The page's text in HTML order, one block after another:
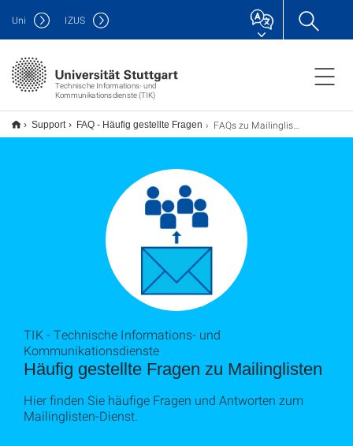
Technische Informations- und
Kommunikationsdienste (TIK)
Uni IZUS
Support FAQ - Häufig gestellte Fragen FAQs zu Mailinglisten
Häufig gestellte Fragen zu Mailinglisten
TIK - Technische Informations- und
Kommunikationsdienste
Hier finden Sie häufige Fragen und Antworten zum
Mailinglisten-Dienst.